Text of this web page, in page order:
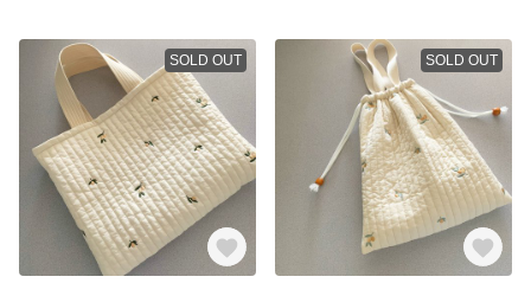
SOLD OUT SOLD OUT